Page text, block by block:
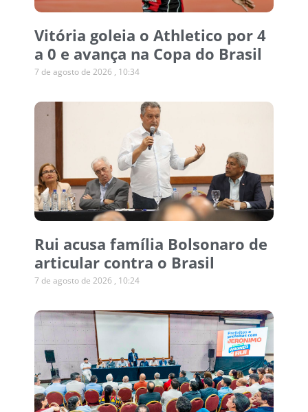
Vitória goleia o Athletico por 4
a 0 e avança na Copa do Brasil
7 de agosto de 2026 10:34
Rui acusa família Bolsonaro de
articular contra o Brasil
7 de agosto de 2026 10:24